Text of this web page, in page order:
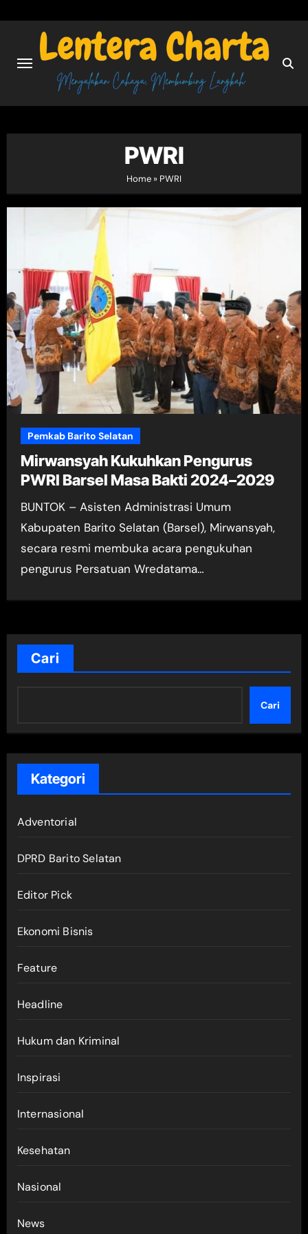
PWRI
Home » PWRI
Pemkab Barito Selatan
Mirwansyah Kukuhkan Pengurus
PWRI Barsel Masa Bakti 2024–2029
BUNTOK – Asisten Administrasi Umum
Kabupaten Barito Selatan (Barsel), Mirwansyah,
secara resmi membuka acara pengukuhan
pengurus Persatuan Wredatama…
Cari
Cari
Kategori
Adventorial
DPRD Barito Selatan
Editor Pick
Ekonomi Bisnis
Feature
Headline
Hukum dan Kriminal
Inspirasi
Internasional
Kesehatan
Nasional
News